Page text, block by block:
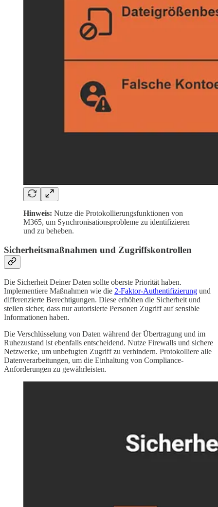
Hinweis: Nutze die Protokollierungsfunktionen von
M365, um Synchronisationsprobleme zu identifizieren
und zu beheben.
Sicherheitsmaßnahmen und Zugriffskontrollen
Die Sicherheit Deiner Daten sollte oberste Priorität haben.
Implementiere Maßnahmen wie die 2-Faktor-Authentifizierung und
differenzierte Berechtigungen. Diese erhöhen die Sicherheit und
stellen sicher, dass nur autorisierte Personen Zugriff auf sensible
Informationen haben.
Die Verschlüsselung von Daten während der Übertragung und im
Ruhezustand ist ebenfalls entscheidend. Nutze Firewalls und sichere
Netzwerke, um unbefugten Zugriff zu verhindern. Protokolliere alle
Datenverarbeitungen, um die Einhaltung von Compliance-
Anforderungen zu gewährleisten.